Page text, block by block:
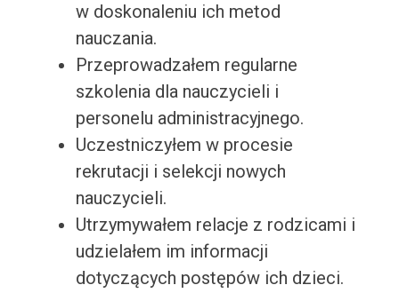
w doskonaleniu ich metod
nauczania.
Przeprowadzałem regularne
szkolenia dla nauczycieli i
personelu administracyjnego.
Uczestniczyłem w procesie
rekrutacji i selekcji nowych
nauczycieli.
Utrzymywałem relacje z rodzicami i
udzielałem im informacji
dotyczących postępów ich dzieci.